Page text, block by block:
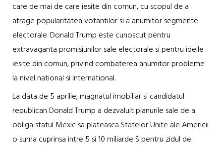
care de mai de care iesite din comun, cu scopul de a
atrage popularitatea votantilor si a anumitor segmente
electorale. Donald Trump este cunoscut pentru
extravaganta promisiunilor sale electorale si pentru ideile
iesite din comun, privind combaterea anumitor probleme
la nivel national si international.
La data de 5 aprilie, magnatul imobiliar si candidatul
republican Donald Trump a dezvaluit planurile sale de a
obliga statul Mexic sa plateasca Statelor Unite ale Americii
o suma cuprinsa intre 5 si 10 miliarde $ pentru zidul de